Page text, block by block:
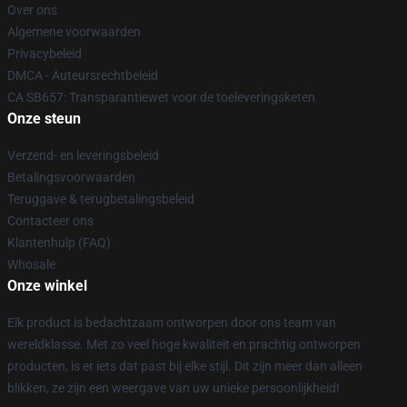
Over ons
Algemene voorwaarden
Privacybeleid
DMCA - Auteursrechtbeleid
CA SB657: Transparantiewet voor de toeleveringsketen
Onze steun
Verzend- en leveringsbeleid
Betalingsvoorwaarden
Teruggave & terugbetalingsbeleid
Contacteer ons
Klantenhulp (FAQ)
Whosale
Onze winkel
Elk product is bedachtzaam ontworpen door ons team van
wereldklasse. Met zo veel hoge kwaliteit en prachtig ontworpen
producten, is er iets dat past bij elke stijl. Dit zijn meer dan alleen
blikken, ze zijn een weergave van uw unieke persoonlijkheid!